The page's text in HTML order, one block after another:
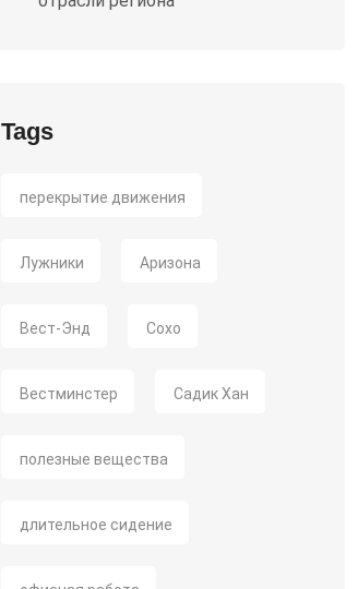
Tags
перекрытие движения
Лужники Аризона
Вест-Энд Сохо
Вестминстер Садик Хан
полезные вещества
длительное сидение